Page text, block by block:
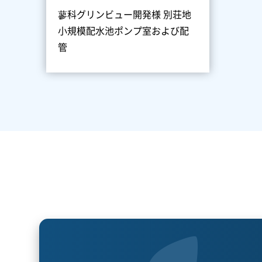
蓼科グリンビュー開発様 別荘地
小規模配水池ポンプ室および配
管